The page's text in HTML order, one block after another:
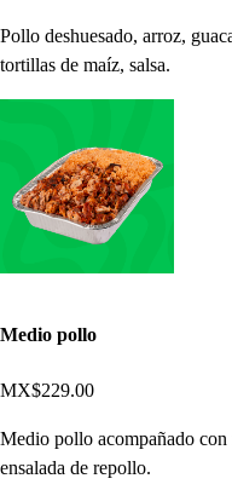
Pollo deshuesado, arroz,
tortillas de maíz, salsa.
Medio pollo
MX$229.00
Medio pollo acompañado
ensalada de repollo.